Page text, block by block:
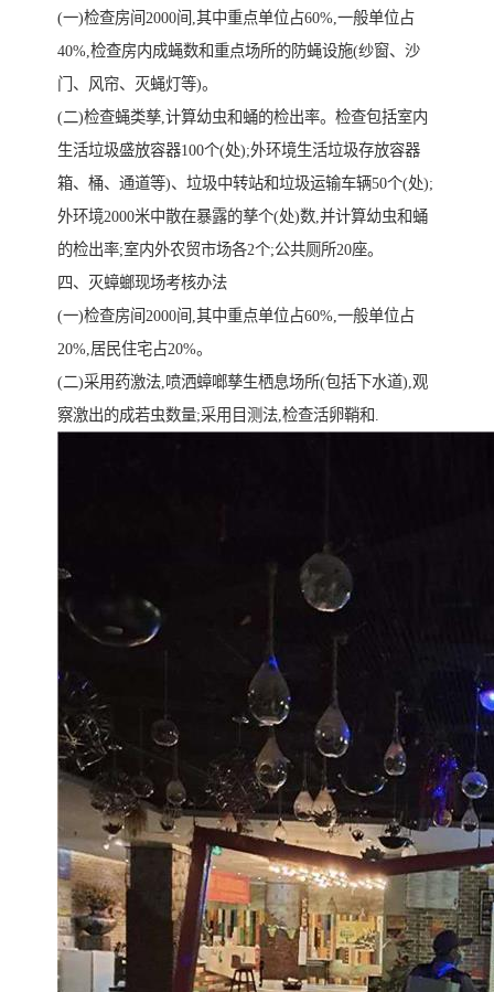
(一)检查房间2000间,其中重点单位占60%,一般单位占
40%,检查房内成蝇数和重点场所的防蝇设施(纱窗、沙
门、风帘、灭蝇灯等)。
(二)检查蝇类孳,计算幼虫和蛹的检出率。检查包括室内
生活垃圾盛放容器100个(处);外环境生活垃圾存放容器
箱、桶、通道等)、垃圾中转站和垃圾运输车辆50个(处);
外环境2000米中散在暴露的孳个(处)数,并计算幼虫和蛹
的检出率;室内外农贸市场各2个;公共厕所20座。
四、灭蟑螂现场考核办法
(一)检查房间2000间,其中重点单位占60%,一般单位占
20%,居民住宅占20%。
(二)采用药激法,喷洒蟑啷孳生栖息场所(包括下水道),观
察激出的成若虫数量;采用目测法,检查活卵鞘和.